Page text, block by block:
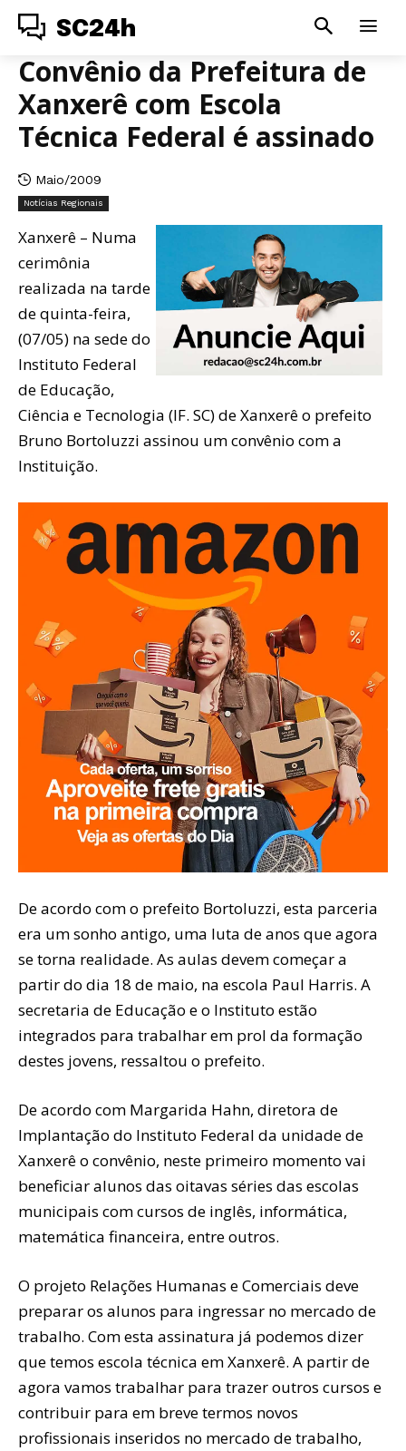
SC24h
Convênio da Prefeitura de
Xanxerê com Escola
Técnica Federal é assinado
Maio/2009
Notícias Regionais
Xanxerê – Numa
cerimônia
realizada na tarde
de quinta-feira,
(07/05) na sede do
Instituto Federal
de Educação,
Ciência e Tecnologia (IF. SC) de Xanxerê o prefeito
Bruno Bortoluzzi assinou um convênio com a
Instituição.
De acordo com o prefeito Bortoluzzi, esta parceria
era um sonho antigo, uma luta de anos que agora
se torna realidade. As aulas devem começar a
partir do dia 18 de maio, na escola Paul Harris. A
secretaria de Educação e o Instituto estão
integrados para trabalhar em prol da formação
destes jovens, ressaltou o prefeito.
De acordo com Margarida Hahn, diretora de
Implantação do Instituto Federal da unidade de
Xanxerê o convênio, neste primeiro momento vai
beneficiar alunos das oitavas séries das escolas
municipais com cursos de inglês, informática,
matemática financeira, entre outros.
O projeto Relações Humanas e Comerciais deve
preparar os alunos para ingressar no mercado de
trabalho. Com esta assinatura já podemos dizer
que temos escola técnica em Xanxerê. A partir de
agora vamos trabalhar para trazer outros cursos e
contribuir para em breve termos novos
profissionais inseridos no mercado de trabalho,